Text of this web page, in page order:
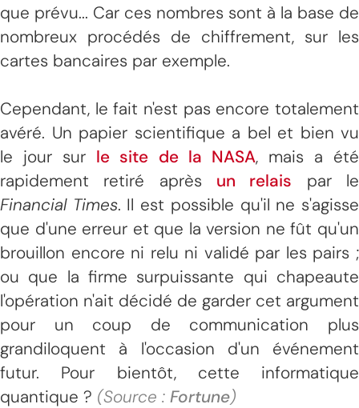
que prévu... Car ces nombres sont à la base de
nombreux procédés de chiffrement, sur les
cartes bancaires par exemple.
Cependant, le fait n'est pas encore totalement
avéré. Un papier scientifique a bel et bien vu
le jour sur le site de la NASA, mais a été
rapidement retiré après un relais par le
Financial Times. Il est possible qu'il ne s'agisse
que d'une erreur et que la version ne fût qu'un
brouillon encore ni relu ni validé par les pairs ;
ou que la firme surpuissante qui chapeaute
l'opération n'ait décidé de garder cet argument
pour un coup de communication plus
grandiloquent à l'occasion d'un événement
futur. Pour bientôt, cette informatique
quantique ? (Source : Fortune)